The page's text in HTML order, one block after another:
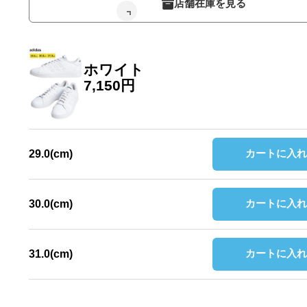
店舗在庫を見る
ホワイト
7,150円
29.0(cm) カートに入
30.0(cm) カートに入
31.0(cm) カートに入